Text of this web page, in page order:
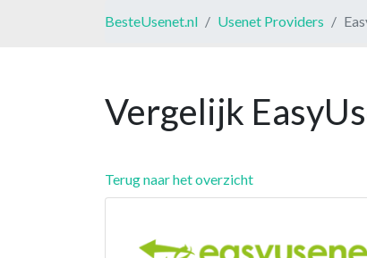
BesteUsenet.nl Usenet Providers
Vergelijk
Terug naar het overzicht